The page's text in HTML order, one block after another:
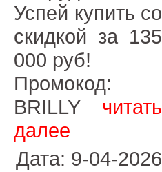
Успей купить со
скидкой за 135
000 руб!
Промокод:
BRILLY читать
далее
Дата: 9-04-2026